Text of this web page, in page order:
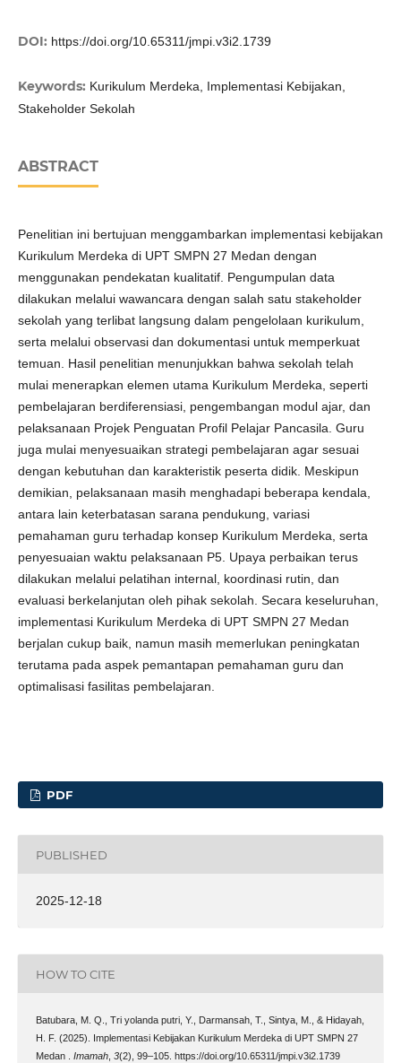
DOI: https://doi.org/10.65311/jmpi.v3i2.1739
Keywords: Kurikulum Merdeka, Implementasi Kebijakan,
Stakeholder Sekolah
ABSTRACT
Penelitian ini bertujuan menggambarkan implementasi kebijakan
Kurikulum Merdeka di UPT SMPN 27 Medan dengan
menggunakan pendekatan kualitatif. Pengumpulan data
dilakukan melalui wawancara dengan salah satu stakeholder
sekolah yang terlibat langsung dalam pengelolaan kurikulum,
serta melalui observasi dan dokumentasi untuk memperkuat
temuan. Hasil penelitian menunjukkan bahwa sekolah telah
mulai menerapkan elemen utama Kurikulum Merdeka, seperti
pembelajaran berdiferensiasi, pengembangan modul ajar, dan
pelaksanaan Projek Penguatan Profil Pelajar Pancasila. Guru
juga mulai menyesuaikan strategi pembelajaran agar sesuai
dengan kebutuhan dan karakteristik peserta didik. Meskipun
demikian, pelaksanaan masih menghadapi beberapa kendala,
antara lain keterbatasan sarana pendukung, variasi
pemahaman guru terhadap konsep Kurikulum Merdeka, serta
penyesuaian waktu pelaksanaan P5. Upaya perbaikan terus
dilakukan melalui pelatihan internal, koordinasi rutin, dan
evaluasi berkelanjutan oleh pihak sekolah. Secara keseluruhan,
implementasi Kurikulum Merdeka di UPT SMPN 27 Medan
berjalan cukup baik, namun masih memerlukan peningkatan
terutama pada aspek pemantapan pemahaman guru dan
optimalisasi fasilitas pembelajaran.
PDF
PUBLISHED
2025-12-18
HOW TO CITE
Batubara, M. Q., Tri yolanda putri, Y., Darmansah, T., Sintya, M., & Hidayah,
H. F. (2025). Implementasi Kebijakan Kurikulum Merdeka di UPT SMPN 27
Medan . Imamah, 3(2), 99–105. https://doi.org/10.65311/jmpi.v3i2.1739